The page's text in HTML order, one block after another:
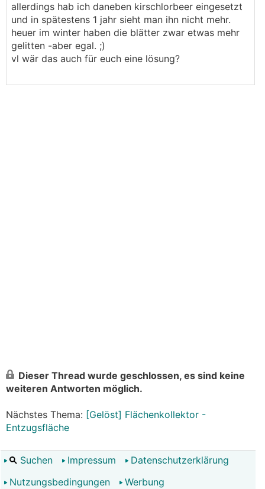
allerdings hab ich daneben kirschlorbeer eingesetzt
und in spätestens 1 jahr sieht man ihn nicht mehr.
heuer im winter haben die blätter zwar etwas mehr
gelitten -aber egal. ;)
vl wär das auch für euch eine lösung?
Dieser Thread wurde geschlossen, es sind keine
weiteren Antworten möglich.
Nächstes Thema: [Gelöst] Flächenkollektor -
Entzugsfläche
Suchen Impressum
Datenschutzerklärung
Nutzungsbedingungen
Werbung